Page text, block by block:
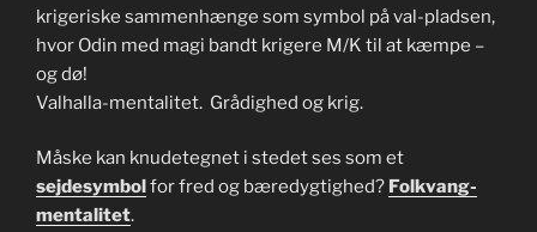
krigeriske sammenhænge som symbol på val-pladsen,
hvor Odin med magi bandt krigere M/K til at kæmpe –
og dø!
Valhalla-mentalitet. Grådighed og krig.
Måske kan knudetegnet i stedet ses som et
sejdesymbolfor fred og bæredygtighed? Folkvang-
mentalitet.